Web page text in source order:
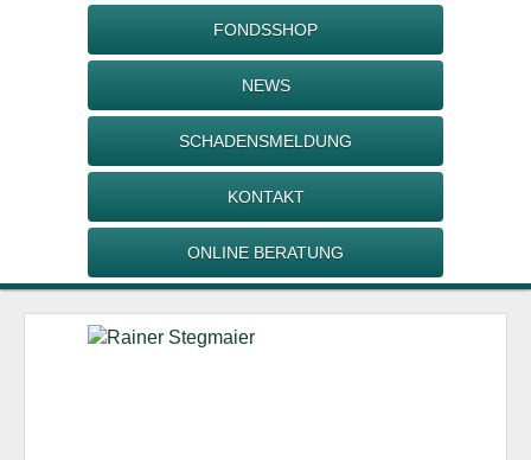
FONDSSHOP
NEWS
SCHADENSMELDUNG
KONTAKT
ONLINE BERATUNG